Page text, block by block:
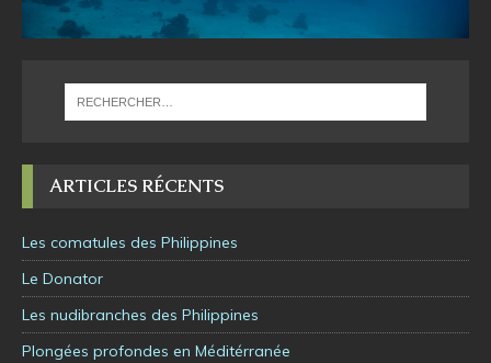
ARTICLES RÉCENTS
Les comatules des Philippines
Le Donator
Les nudibranches des Philippines
Plongées profondes en Méditérranée